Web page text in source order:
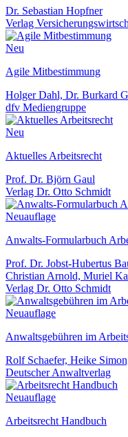
Dr. Sebastian Hopfner
Verlag
Neu
Agile Mitbestimmung
Holger Dahl, Dr. Burkard
dfv Mediengruppe
Neu
Aktuelles Arbeitsrecht
Prof. Dr. Björn Gaul
Verlag Dr. Otto Schmidt
Neuauflage
Anwalts-Formularbuch
Prof. Dr. Jobst-Hubertus
Christian Arnold, Muriel
Verlag Dr. Otto Schmidt
Neuauflage
Anwaltsgebühren im
Rolf Schaefer, Heike
Deutscher Anwaltverlag
Neuauflage
Arbeitsrecht Handbuch